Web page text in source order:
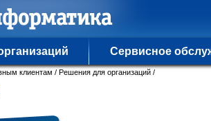
Сервисное
клиентам / Решения для организаций /